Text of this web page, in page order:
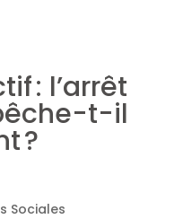
: l’arrêt
t-il
?
Sociales